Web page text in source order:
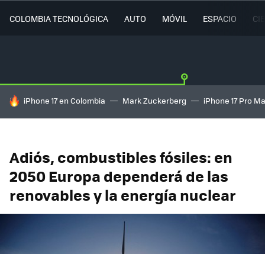
COLOMBIA TECNOLÓGICA AUTO MÓVIL ESPACIO
HOY SE HABLA DE
iPhone 17 en Colombia Mark Zuckerberg iPhone 17 Pro
Adiós, combustibles fósiles: en
2050 Europa dependerá de las
renovables y la energía nuclear